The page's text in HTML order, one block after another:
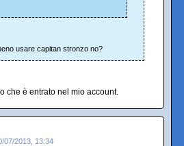
usare capitan stronzo no?
che è entrato nel mio account.
07/2013, 13:34